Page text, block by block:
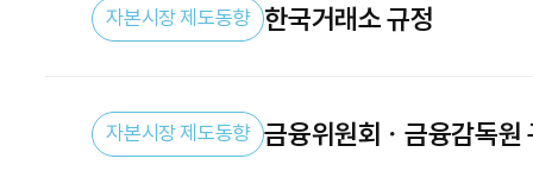
자본시장 제도동향 한국거래소 규정
자본시장 제도동향 금융위원회ㆍ금융감독원